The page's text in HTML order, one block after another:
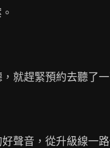
就趕緊預約去聽了一
聲音，從升級線一